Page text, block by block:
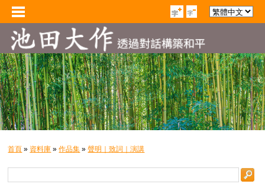
首頁 » 資料庫 »作品集 »聲明｜致詞｜演講